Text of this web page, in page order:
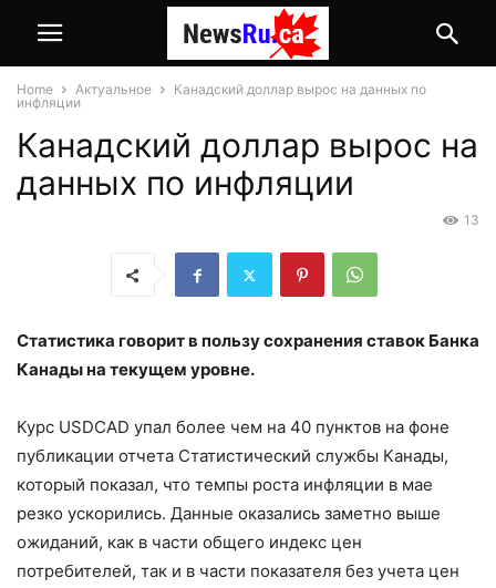
Home Актуальное
Канадский доллар вырос на данных по
инфляции
Канадский доллар вырос на
данных по инфляции
13
Статистика говорит в пользу сохранения ставок Банка
Канады на текущем уровне.
Курс USDCAD упал более чем на 40 пунктов на фоне
публикации отчета Статистический службы Канады,
который показал, что темпы роста инфляции в мае
резко ускорились. Данные оказались заметно выше
ожиданий, как в части общего индекс цен
потребителей, так и в части показателя без учета цен